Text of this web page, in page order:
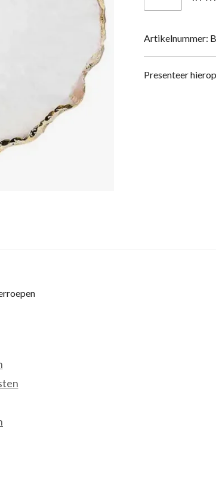
Artikelnummer:
Presenteer